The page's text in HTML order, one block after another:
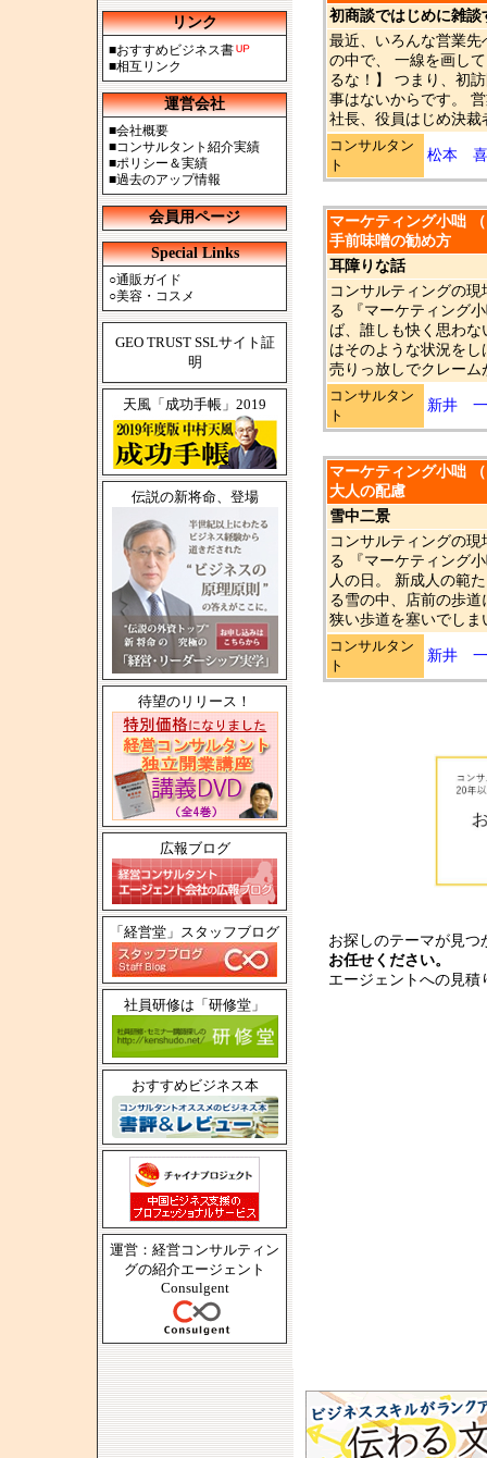
リンク
■おすすめビジネス書
■相互リンク
運営会社
■会社概要
■コンサルタント紹介実績
■ポリシー＆実績
■過去のアップ情報
会員用ページ
Special Links
○通販ガイド
○美容・コスメ
GEO TRUST SSLサイト証
明
天風「成功手帳」2019
伝説の新将命、登場
待望のリリース！
広報ブログ
「経営堂」スタッフブログ
社員研修は「研修堂」
おすすめビジネス本
運営：経営コンサルティン
グの紹介エージェント
Consulgent
初商談ではじめに雑
最近、いろんな営業
の中で、 一線を画し
るな！】 つまり、初
事はないからです。
社長、役員はじめ決
コンサルタン
ト
松本
マーケティング小咄
手前味噌の勧め方
耳障りな話
コンサルティングの
る 『マーケティング
ば、誰しも快く思わ
はそのような状況を
売りっ放しでクレー
コンサルタン
ト
新井
マーケティング小咄
大人の配慮
雪中二景
コンサルティングの
る 『マーケティング
人の日。 新成人の範
る雪の中、店前の歩
狭い歩道を塞いでし
コンサルタン
ト
新井
お探しのテーマが見つ
お任せください。
エージェントへの見